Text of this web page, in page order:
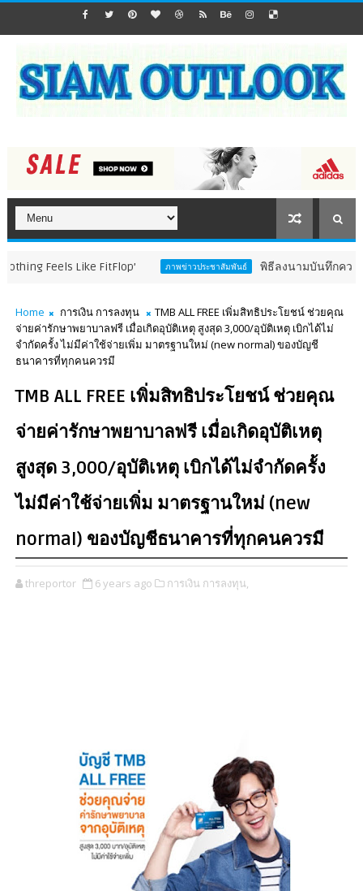
Like FitFlop’ ภาพข่าวประชาสัมพันธ์ พิธีลงนามบันทึกความร่วมมือก
Home การเงิน การลงทุน
TMB ALL FREE เพิ่มสิทธิประโยชน์ ช่วยคุณ
จ่ายค่ารักษาพยาบาลฟรี เมื่อเกิดอุบัติเหตุ สูงสุด 3,000/อุบัติเหตุ เบิกได้ไม่
จำกัดครั้ง ไม่มีค่าใช้จ่ายเพิ่ม มาตรฐานใหม่ (new normal) ของบัญชี
ธนาคารที่ทุกคนควรมี
TMB ALL FREE เพิ่มสิทธิประโยชน์ ช่วยคุณ
จ่ายค่ารักษาพยาบาลฟรี เมื่อเกิดอุบัติเหตุ
สูงสุด 3,000/อุบัติเหตุ เบิกได้ไม่จำกัดครั้ง
ไม่มีค่าใช้จ่ายเพิ่ม มาตรฐานใหม่ (new
normal) ของบัญชีธนาคารที่ทุกคนควรมี
threportor 6 years ago การเงิน การลงทุน,